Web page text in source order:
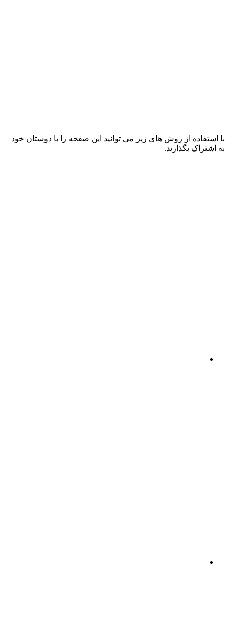
با استفاده از روش های زیر می توانید این صفحه را با دوستان خود
به اشتراک بگذارید.